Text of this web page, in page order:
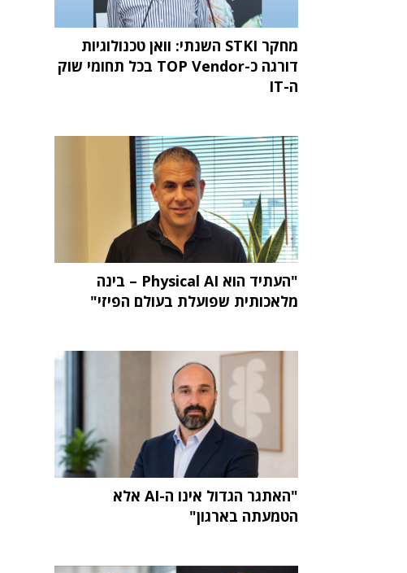
מחקר STKI השנתי: וואן טכנולוגיות
דורגה כ-TOP Vendor בכל תחומי שוק
ה-IT
"העתיד הוא Physical AI – בינה
מלאכותית שפועלת בעולם הפיזי"
"האתגר הגדול אינו ה-AI אלא
הטמעתה בארגון"